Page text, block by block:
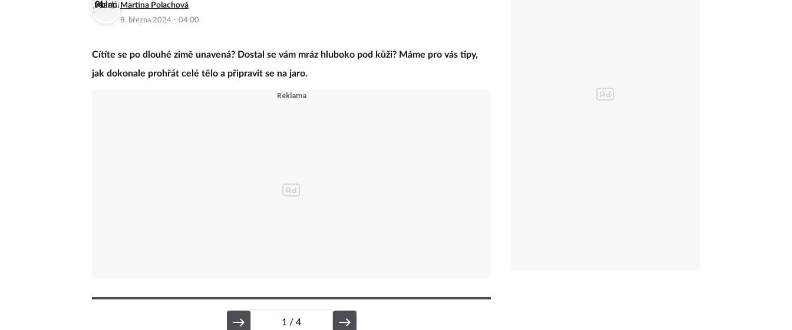
Martina Polachová
8. března 2024 · 04:00
Cítíte se po dlouhé zimě unavená? Dostal se vám mráz hluboko pod kůži? Máme pro vás tipy,
jak dokonale prohřát celé tělo a připravit se na jaro.
1 / 4